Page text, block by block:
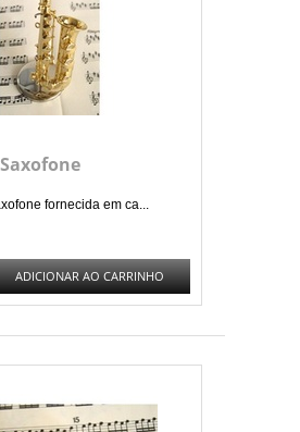
fornecida em ca...
ADICIONAR AO CARRINHO